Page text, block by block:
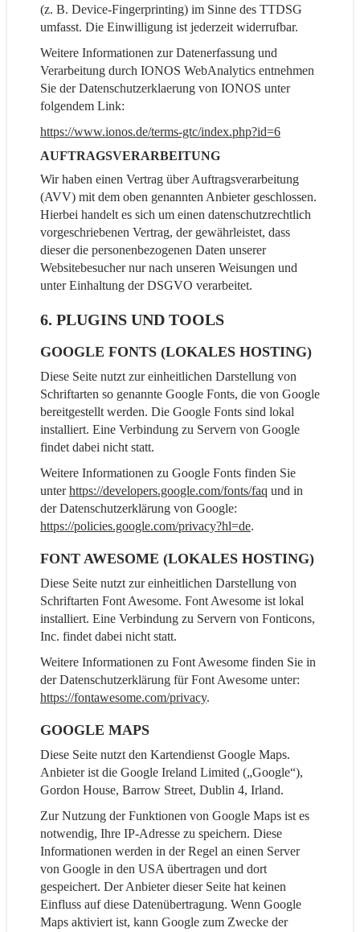
(z. B. Device-Fingerprinting) im Sinne des TTDSG
umfasst. Die Einwilligung ist jederzeit widerrufbar.
Weitere Informationen zur Datenerfassung und
Verarbeitung durch IONOS WebAnalytics entnehmen
Sie der Datenschutzerklaerung von IONOS unter
folgendem Link:
https://www.ionos.de/terms-gtc/index.php?id=6
AUFTRAGSVERARBEITUNG
Wir haben einen Vertrag über Auftragsverarbeitung
(AVV) mit dem oben genannten Anbieter geschlossen.
Hierbei handelt es sich um einen datenschutzrechtlich
vorgeschriebenen Vertrag, der gewährleistet, dass
dieser die personenbezogenen Daten unserer
Websitebesucher nur nach unseren Weisungen und
unter Einhaltung der DSGVO verarbeitet.
6. PLUGINS UND TOOLS
GOOGLE FONTS (LOKALES HOSTING)
Diese Seite nutzt zur einheitlichen Darstellung von
Schriftarten so genannte Google Fonts, die von Google
bereitgestellt werden. Die Google Fonts sind lokal
installiert. Eine Verbindung zu Servern von Google
findet dabei nicht statt.
Weitere Informationen zu Google Fonts finden Sie
unterhttps://developers.google.com/fonts/faq und in
der Datenschutzerklärung von Google:
https://policies.google.com/privacy?hl=de.
FONT AWESOME (LOKALES HOSTING)
Diese Seite nutzt zur einheitlichen Darstellung von
Schriftarten Font Awesome. Font Awesome ist lokal
installiert. Eine Verbindung zu Servern von Fonticons,
Inc. findet dabei nicht statt.
Weitere Informationen zu Font Awesome finden Sie in
der Datenschutzerklärung für Font Awesome unter:
https://fontawesome.com/privacy.
GOOGLE MAPS
Diese Seite nutzt den Kartendienst Google Maps.
Anbieter ist die Google Ireland Limited („Google“),
Gordon House, Barrow Street, Dublin 4, Irland.
Zur Nutzung der Funktionen von Google Maps ist es
notwendig, Ihre IP-Adresse zu speichern. Diese
Informationen werden in der Regel an einen Server
von Google in den USA übertragen und dort
gespeichert. Der Anbieter dieser Seite hat keinen
Einfluss auf diese Datenübertragung. Wenn Google
Maps aktiviert ist, kann Google zum Zwecke der